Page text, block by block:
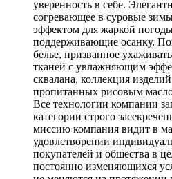
уверенность в себе.
согревающее в суровые
эффектом для жаркой
поддерживающие осанку.
белье, призванное
тканей с увлажняющим
сквалана, коллекция
пропитанных рисовым
Все технологии компании
категории строго
миссию компания видит в
удовлетворении
покупателей и общества в
постоянно изменяющихся